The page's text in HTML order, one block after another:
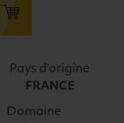
Pays d'origine
FRANCE
Domaine